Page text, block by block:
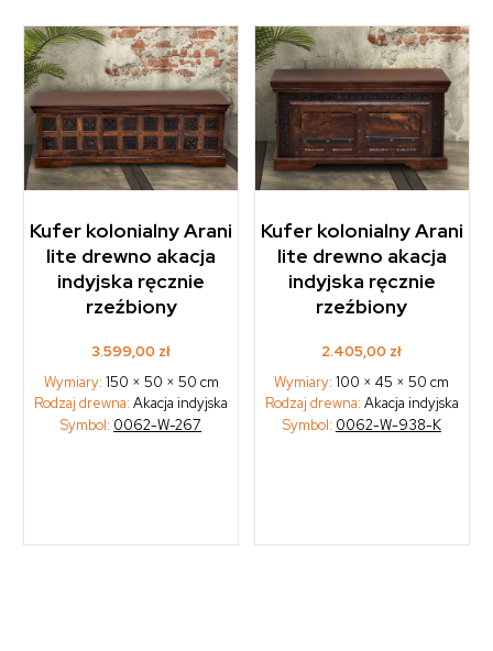
Kufer kolonialny Arani
lite drewno akacja
indyjska ręcznie
rzeźbiony
3.599,00 zł
Wymiary: 150 × 50 × 50 cm
Rodzaj drewna: Akacja indyjska
Symbol: 0062-W-267
Kufer kolonialny Arani
lite drewno akacja
indyjska ręcznie
rzeźbiony
2.405,00 zł
Wymiary:100 × 45 × 50 cm
Rodzaj drewna: Akacja indyjska
Symbol: 0062-W-938-K